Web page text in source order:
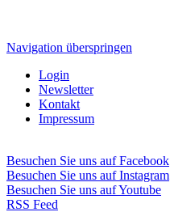
Navigation überspringen
Login
Newsletter
Kontakt
Impressum
Besuchen Sie uns auf Facebook
Besuchen Sie uns auf Instagram
Besuchen Sie uns auf Youtube
RSS Feed